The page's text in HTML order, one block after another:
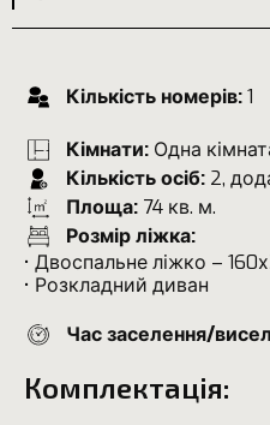
Кількість номерів:1
Кімнати: Одна
Кількість осіб: 2,
Площа: 74 кв. м.
Розмір ліжка:
• Двоспальне ліжко –
• Розкладний диван
Час заселення/
Комплектація: